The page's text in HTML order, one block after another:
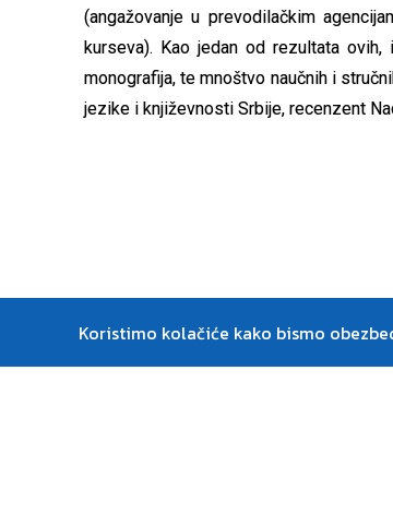
(angažovanje u prevodilačkim
kurseva). Kao jedan od rezultata
monografija, te mnoštvo naučnih i
jezike i književnosti Srbije, recenzent
Koristimo kolačiće kako bismo